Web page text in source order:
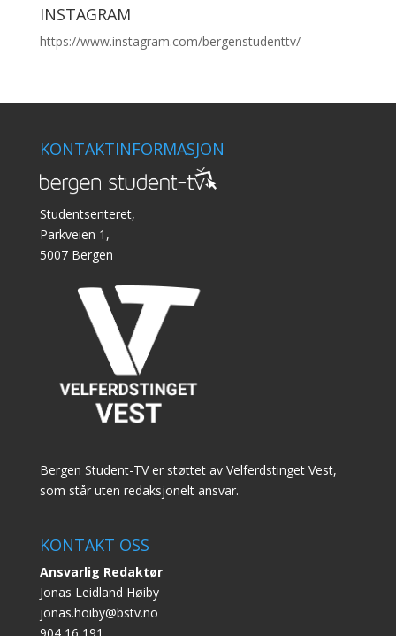
INSTAGRAM
https://www.instagram.com/bergenstudenttv/
KONTAKTINFORMASJON
Studentsenteret,
Parkveien 1,
5007 Bergen
Bergen Student-TV er støttet av Velferdstinget Vest,
som står uten redaksjonelt ansvar.
KONTAKT OSS
Ansvarlig Redaktør
Jonas Leidland Høiby
jonas.hoiby@bstv.no